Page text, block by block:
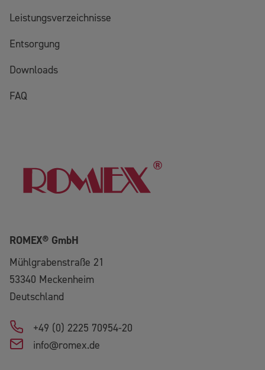
Leistungsverzeichnisse
Entsorgung
Downloads
FAQ
ROMEX® GmbH
Mühlgrabenstraße 21
53340 Meckenheim
Deutschland
+49 (0) 2225 70954-20
info@romex.de